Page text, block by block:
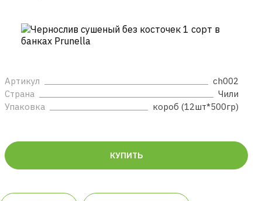
Артикул
ch002
Страна
Чили
Упаковка
короб (12шт*500гр)
КУПИТЬ